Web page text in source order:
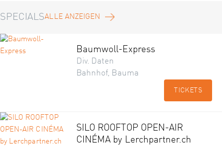
SPECIALSALLE ANZEIGEN
Baumwoll-Express
Div. Daten
Bahnhof, Bauma
TICKETS
SILO ROOFTOP OPEN-AIR
CINÉMA by Lerchpartner.ch